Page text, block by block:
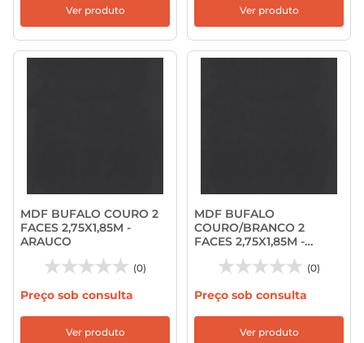
Ver produto Ver produto
MDF BUFALO COURO 2
FACES 2,75X1,85M -
ARAUCO
(0)
Preço sob consulta
Ver produto
MDF BUFALO
COURO/BRANCO 2
FACES 2,75X1,85M -
ARAUCO
(0)
Preço sob consulta
Ver produto